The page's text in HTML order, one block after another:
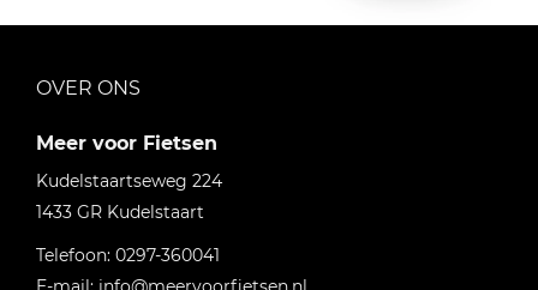
OVER ONS
Meer voor Fietsen
Kudelstaartseweg 224
1433 GR Kudelstaart
Telefoon: 0297-360041